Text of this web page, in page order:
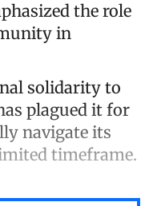
the role
in
solidarity to
plagued it for
navigate its
timeframe.